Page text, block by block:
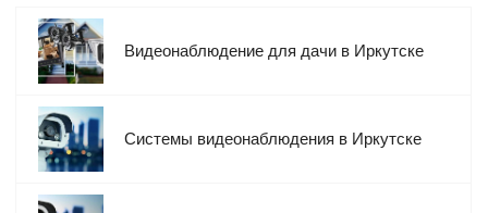
(сигнализация, СКУД и т.д.).
видеонаблюдения, а также установкой и настройкой
видеокомплектов. Мы сотрудничаем с физическими и
юридическими лицами и принимаем заказы из всех регионов
РФ.
Видеонаблюдение для дачи в Иркутске
Системы видеонаблюдения в Иркутске